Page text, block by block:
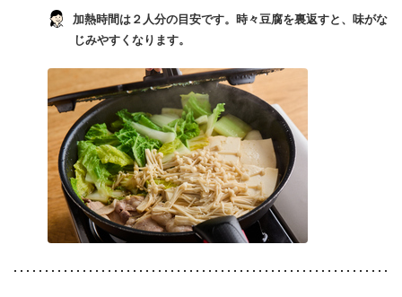
加熱時間は２人分の目安です。時々豆腐を裏返すと、味がな
じみやすくなります。